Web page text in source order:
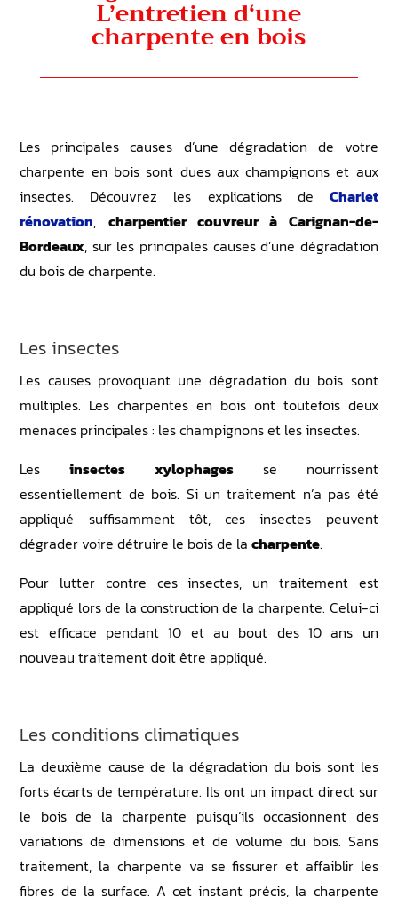
L’entretien d‘une
charpente en bois
Les principales causes d’une dégradation de votre
charpente en bois sont dues aux champignons et aux
insectes. Découvrez les explications de Charlet
rénovation, charpentier couvreur à Carignan-de-
Bordeaux, sur les principales causes d’une dégradation
du bois de charpente.
Les insectes
Les causes provoquant une dégradation du bois sont
multiples. Les charpentes en bois ont toutefois deux
menaces principales : les champignons et les insectes.
Lesinsectes xylophagesse nourrissent
essentiellement de bois. Si un traitement n’a pas été
appliqué suffisamment tôt, ces insectes peuvent
dégrader voire détruire le bois de lacharpente.
Pour lutter contre ces insectes, un traitement est
appliqué lors de la construction de la charpente. Celui-ci
est efficace pendant 10 et au bout des 10 ans un
nouveau traitement doit être appliqué.
Les conditions climatiques
La deuxième cause de la dégradation du bois sont les
forts écarts de température. Ils ont un impact direct sur
le bois de la charpente puisqu’ils occasionnent des
variations de dimensions et de volume du bois. Sans
traitement, la charpente va se fissurer et affaiblir les
fibres de la surface. A cet instant précis, la charpente